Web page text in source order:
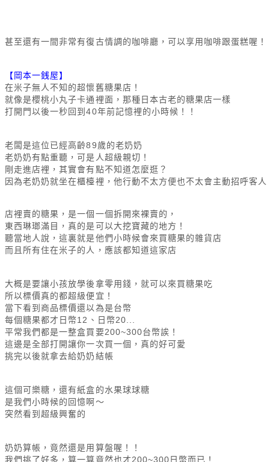
甚至還有一間非常有復古情調的咖啡廳，可以享用咖啡跟蛋糕喔！
【岡本一銭屋】
在米子無人不知的超懷舊糖果店！
就像是櫻桃小丸子卡通裡面，那種日本古老的糖果店一樣
打開門以後一秒回到40年前記憶裡的小時候！！
老闆是這位已經高齡89歲的老奶奶
老奶奶有點重聽，可是人超級親切！
剛走進店裡，其實會有點不知道怎麼逛？
因為老奶奶就坐在櫃檯裡，他行動不太方便也不太會主動招呼客人
店裡賣的糖果，是一個一個拆開來裸賣的，
東西琳瑯滿目，真的是可以大挖寶藏的地方！
聽當地人說，這裏就是他們小時候會來買糖果的雜貨店
而且所有住在米子的人，應該都知道這家店
大概是要讓小孩放學後拿零用錢，就可以來買糖果吃
所以標價真的都超級便宜！
當下看到商品標價還以為是台幣
每個糖果都才日幣12、日幣20...
平常我們都是一整盒買要200~300台幣誒！
這邊是全部打開讓你一次買一個，真的好可愛
挑完以後就拿去給奶奶結帳
這個可樂糖，還有紙盒的水果球球糖
是我們小時候的回憶啊～
突然看到超級興奮的
奶奶算帳，竟然還是用算盤喔！！
我們挑了好多，算一算竟然也才200~300日幣而已！